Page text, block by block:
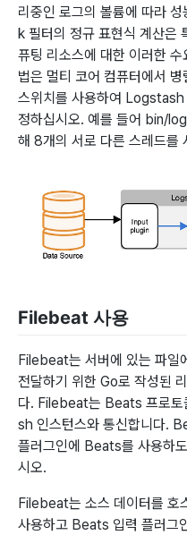
리중인 로그의 볼륨에 따라
k 필터의 정규 표현식 계산은
퓨팅 리소스에 대한 이러한
법은 멀티 코어 컴퓨터에서
스위치를 사용하여 Logstash
정하십시오. 예를 들어 bin/
해 8개의 서로 다른 스레드를
Filebeat 사용
Filebeat는 서버에 있는 파일
전달하기 위한 Go로 작성된
다. Filebeat는 Beats 프로토
sh 인스턴스와 통신합니다.
플러그인에 Beats를 사용하
시오.
Filebeat는 소스 데이터를 호
사용하고 Beats 입력 플러그